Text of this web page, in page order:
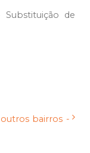
de
bairros -